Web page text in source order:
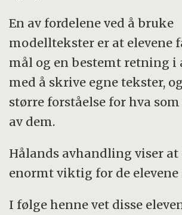
En av fordelene ved å bruke
modelltekster er at elevene
mål og en bestemt retning i
med å skrive egne tekster,
større forståelse for hva
av dem.
Hålands avhandling viser at
enormt viktig for de elevene
I følge henne vet disse